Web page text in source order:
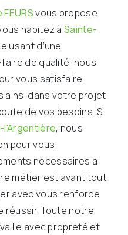
vous propose
habitez àSainte-
usant d’une
de qualité, nous
vous satisfaire.
ainsi dans votre projet
de vos besoins. Si
l'Argentière, nous
pour vous
nécessaires à
métier est avant tout
avec vous renforce
réussir. Toute notre
avec propreté et